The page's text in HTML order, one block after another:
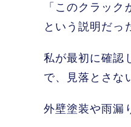
「このクラッ
という説明だっ
私が最初に確認
で、見落とさな
外壁塗装や雨漏